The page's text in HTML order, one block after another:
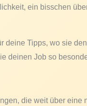
ein bisschen
deine Tipps, wo sie
deinen Job so
die weit über eine